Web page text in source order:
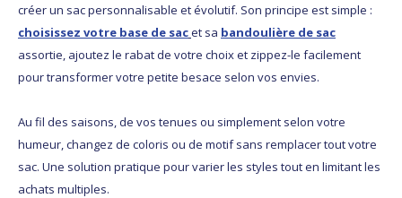
créer un sac personnalisable et évolutif. Son principe est simple :
choisissez votre base de sacet sa bandoulière de sac
assortie, ajoutez le rabat de votre choix et zippez-le facilement
pour transformer votre petite besace selon vos envies.
Au fil des saisons, de vos tenues ou simplement selon votre
humeur, changez de coloris ou de motif sans remplacer tout votre
sac. Une solution pratique pour varier les styles tout en limitant les
achats multiples.